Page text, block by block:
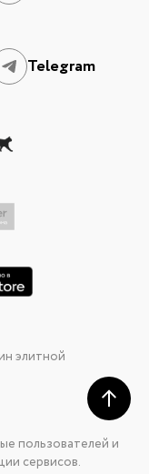
Telegram
элитной
пользователей и
сервисов.